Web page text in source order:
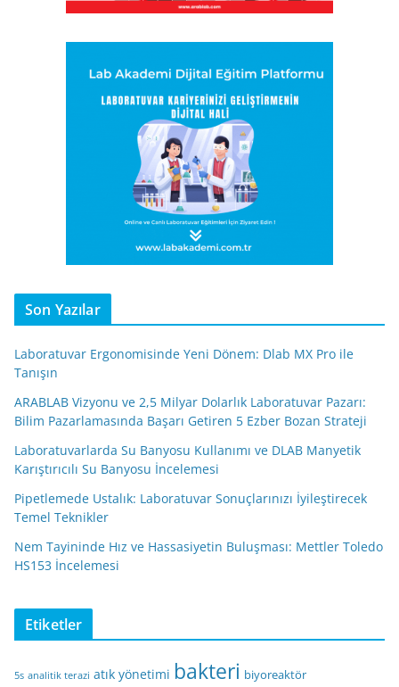
Son Yazılar
Laboratuvar Ergonomisinde Yeni Dönem: Dlab MX Pro ile
Tanışın
ARABLAB Vizyonu ve 2,5 Milyar Dolarlık Laboratuvar Pazarı:
Bilim Pazarlamasında Başarı Getiren 5 Ezber Bozan Strateji
Laboratuvarlarda Su Banyosu Kullanımı ve DLAB Manyetik
Karıştırıcılı Su Banyosu İncelemesi
Pipetlemede Ustalık: Laboratuvar Sonuçlarınızı İyileştirecek
Temel Teknikler
Nem Tayininde Hız ve Hassasiyetin Buluşması: Mettler Toledo
HS153 İncelemesi
Etiketler
5s analitik terazi atık yönetimi bakteri biyoreaktör